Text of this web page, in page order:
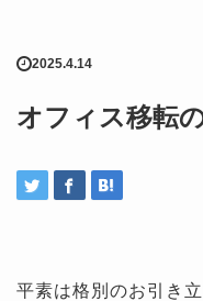
2025.4.14
オフィス移転
平素は格別のお引き